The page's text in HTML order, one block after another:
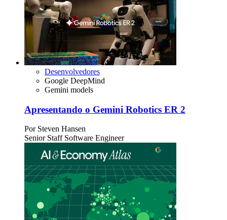
Desenvolvedores
Google DeepMind
Gemini models
Apresentando o Gemini Robotics ER 2
Por Steven Hansen
Senior Staff Software Engineer